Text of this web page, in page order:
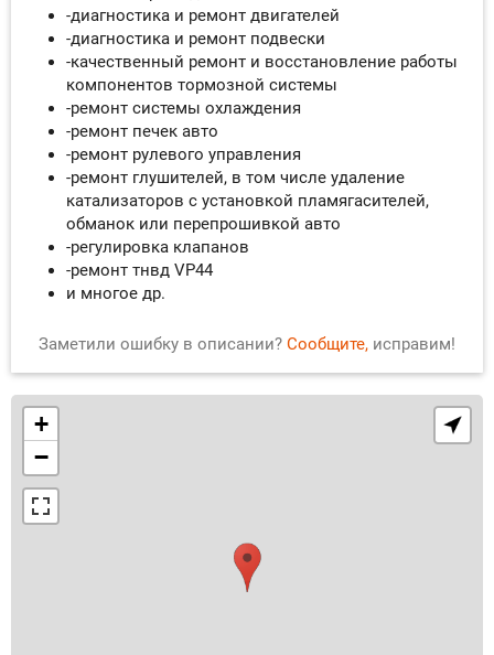
-диагностика и ремонт двигателей
-диагностика и ремонт подвески
-качественный ремонт и восстановление работы
компонентов тормозной системы
-ремонт системы охлаждения
-ремонт печек авто
-ремонт рулевого управления
-ремонт глушителей, в том числе удаление
катализаторов с установкой пламягасителей,
обманок или перепрошивкой авто
-регулировка клапанов
-ремонт тнвд VP44
и многое др.
Заметили ошибку в описании? Сообщите, исправим!
+
−